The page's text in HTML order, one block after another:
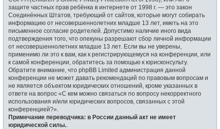
защите частных прав ребёнка в интернете от 1998 г. — это закон
Соединённых Штатов, требующий от сайтов, которые могут собирать
информацию от несовершеннолетних младше 13 лет, иметь на это
письменное согласие родителей. Допустимо наличие иного вида
подтверждения того, что опекуны разрешают сбор личной информации
от несовершеннолетних младше 13 лет. Если вы не уверены,
применимо ли это к вам, как к регистрирующемуся на конференции, или
к самой конференции, обратитесь за помощью к юрисконсульту.
Обратите внимание, что phpBB Limited администрация данной
конференции не может давать рекомендаций по правовым вопросам и
не является объектом юридических отношений, кроме указанных в
ответе на вопрос «С кем можно связаться по вопросу некорректного
использования и/или юридических вопросов, связанных с этой
конференцией?».
Примечание переводчика: в России данный акт не имеет
юридической силы.